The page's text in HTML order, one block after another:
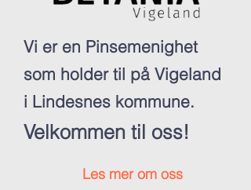
Vi er en Pinsemenighet
som holder til på Vigeland
i Lindesnes kommune.
Velkommen til oss!
Les mer om oss